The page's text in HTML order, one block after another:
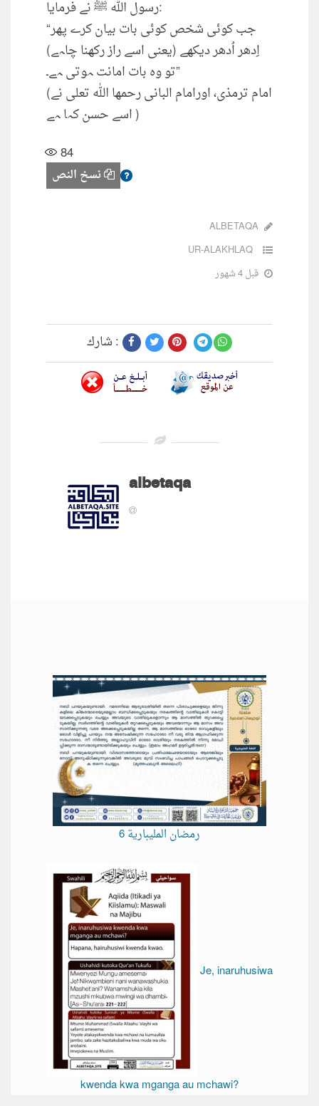
رسول اللہ ﷺ نے فرمایا:
“جب کوئی شخص کوئی بات بیان کرے پھر
اِدھر اُدھر دیکھے (یعنی اسے راز رکھنا چاہے)
تو وہ بات امانت ہوتی ہے۔”
(امام ترمذی، اورامام البانی رحمھا اللہ تعلی نے
اسے حسن کہا ہے )
84
نسخ النص
ALBETAQA
UR-ALAKHLAQ
قبل 4 شهور
شارك :
albetaqa
رمضان المليبارية 6
Je, inaruhusiwa
kwenda kwa mganga au mchawi?